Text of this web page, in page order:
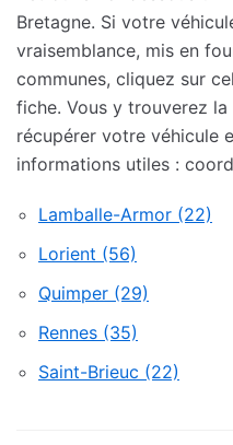
Bretagne. Si votre
vraisemblance, mis en
communes, cliquez sur
fiche. Vous y trouverez
récupérer votre véhicule
informations utiles :
Lamballe-Armor (22)
Lorient (56)
Quimper (29)
Rennes (35)
Saint-Brieuc (22)